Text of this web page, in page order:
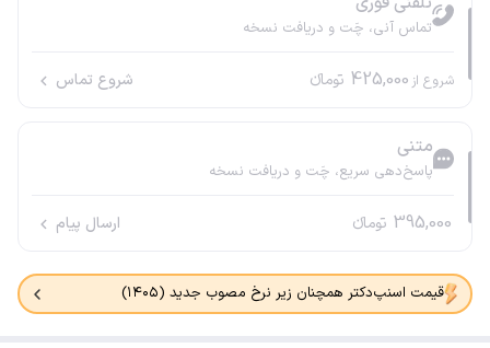
تماس آنی، چَت و دریافت نسخه
شروع از 425,000 تومانء شروع تماس
متنی
پاسخ‌دهی سریع، چَت و دریافت نسخه
395,000 تومانء ارسال پیام
قیمت اسنپ‌دکتر همچنان زیر نرخ مصوب جدید (۱۴۰۵)